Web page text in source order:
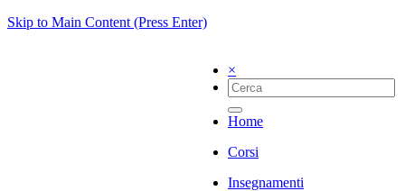
Skip to Main Content (Press Enter)
×
Home
Corsi
Insegnamenti